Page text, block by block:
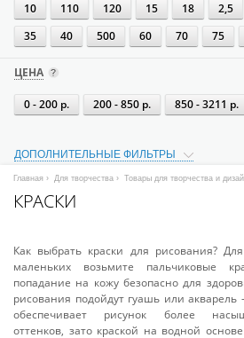
10 110 120 15 18 2,5
35
40 500 60 70 75
ЦЕНА
0 - 200 р. 200 - 850 р. 850 - 3211 р.
ДОПОЛНИТЕЛЬНЫЕ ФИЛЬТРЫ
Главная › Для творчества › Товары для творчества и
КРАСКИ
Как выбрать краски для рисования?
маленьких возьмите пальчиковые
попадание на кожу безопасно для
рисования подойдут гуашь или акварель
обеспечивает рисунок более
оттенков, зато краской на водной